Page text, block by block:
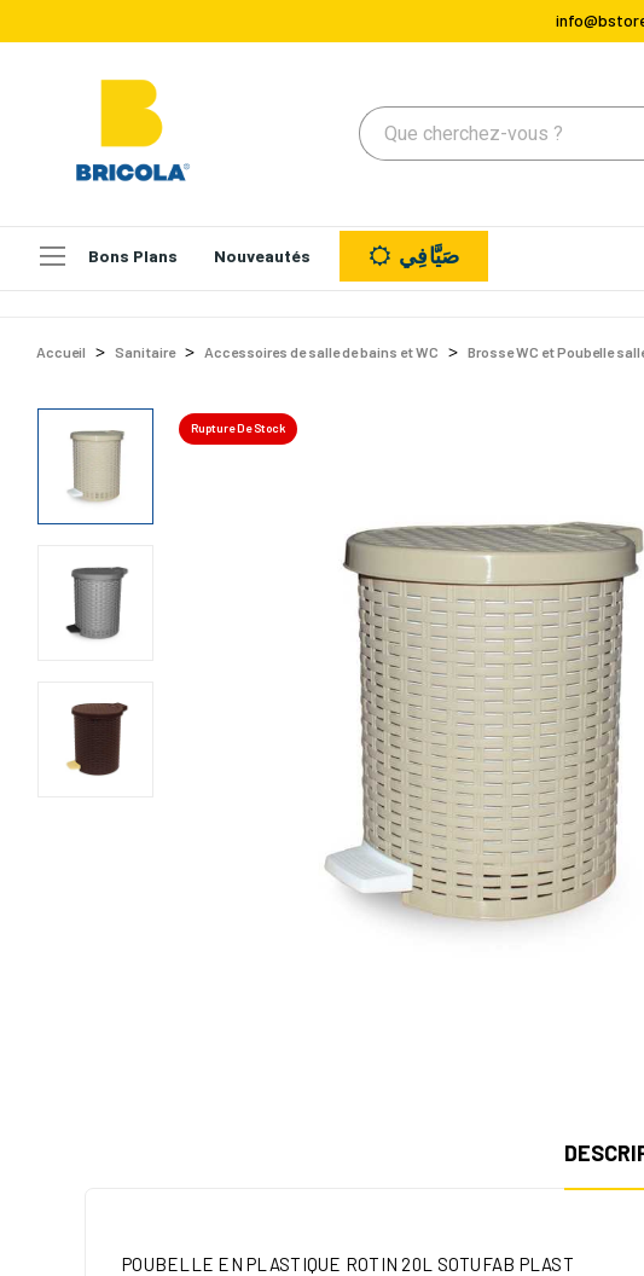
Bons Plans Nouveautés صَيَّافِي
Accueil Sanitaire Accessoires de salle de bains et WC Brosse WC et Poubelle
Rupture De Stock
POUBELLE EN PLASTIQUE ROTIN 20L SOTUFAB PLAST